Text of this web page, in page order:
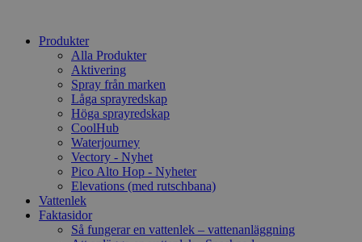
Produkter
Alla Produkter
Aktivering
Spray från marken
Låga sprayredskap
Höga sprayredskap
CoolHub
Waterjourney
Vectory - Nyhet
Pico Alto Hop - Nyheter
Elevations (med rutschbana)
Vattenlek
Faktasidor
Så fungerar en vattenlek – vattenanläggning